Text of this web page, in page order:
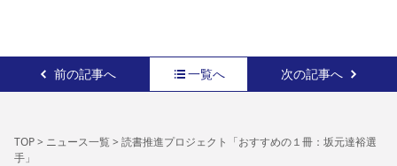
前の記事へ 一覧へ 次の記事へ
TOP> ニュース一覧> 読書推進プロジェクト「おすすめの１冊：坂元達裕選
手」